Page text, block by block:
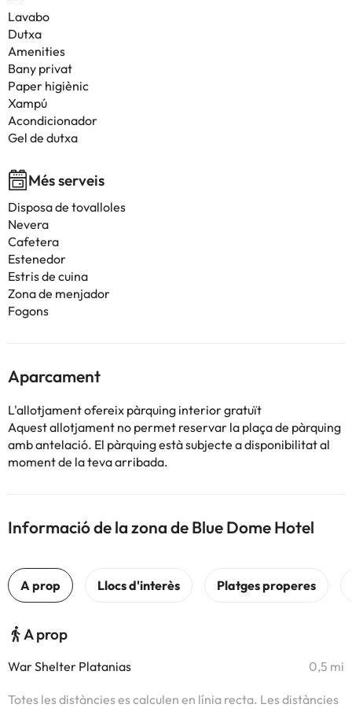
Lavabo
Dutxa
Amenities
Bany privat
Paper higiènic
Xampú
Acondicionador
Gel de dutxa
Més serveis
Disposa de tovalloles
Nevera
Cafetera
Estenedor
Estris de cuina
Zona de menjador
Fogons
Aparcament
L'allotjament ofereix pàrquing interior gratuït
Aquest allotjament no permet reservar la plaça de pàrquing
amb antelació. El pàrquing està subjecte a disponibilitat al
moment de la teva arribada.
Informació de la zona de Blue Dome Hotel
A prop
War Shelter Platanias 0,5 mi
Totes les distàncies es calculen en línia recta. Les distàncies